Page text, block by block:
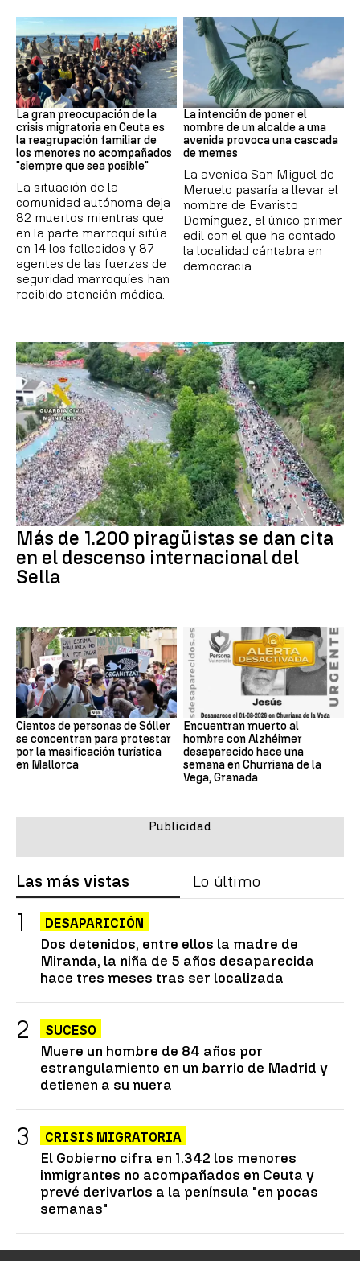
CRISIS MIGRATORIA
La gran preocupación de la
crisis migratoria en Ceuta es
la reagrupación familiar de
los menores no acompañados
"siempre que sea posible"
La situación de la
comunidad autónoma deja
82 muertos mientras que
en la parte marroquí sitúa
en 14 los fallecidos y 87
agentes de las fuerzas de
seguridad marroquíes han
recibido atención médica.
MEMES
La intención de poner el
nombre de un alcalde a una
avenida provoca una cascada
de memes
La avenida San Miguel de
Meruelo pasaría a llevar el
nombre de Evaristo
Domínguez, el único primer
edil con el que ha contado
la localidad cántabra en
democracia.
Más de 1.200 piragüistas se dan cita
en el descenso internacional del
Sella
Cientos de personas de Sóller
se concentran para protestar
por la masificación turística
en Mallorca
Encuentran muerto al
hombre con Alzhéimer
desaparecido hace una
semana en Churriana de la
Vega, Granada
Las más vistas Lo último
DESAPARICIÓN
Dos detenidos, entre ellos la madre de
Miranda, la niña de 5 años desaparecida
hace tres meses tras ser localizada
SUCESO
Muere un hombre de 84 años por
estrangulamiento en un barrio de Madrid y
detienen a su nuera
CRISIS MIGRATORIA
El Gobierno cifra en 1.342 los menores
inmigrantes no acompañados en Ceuta y
prevé derivarlos a la península "en pocas
semanas"